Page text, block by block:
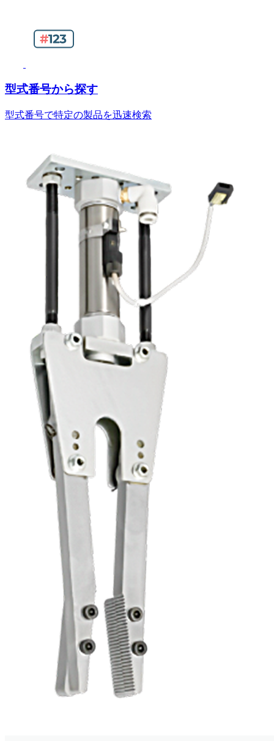
型式番号から探す
型式番号で特定の製品を迅速検索